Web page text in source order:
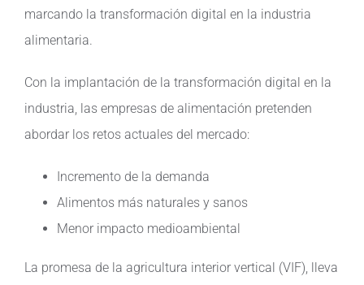
marcando la transformación digital en la industria
alimentaria.
Con la implantación de la transformación digital en la
industria, las empresas de alimentación pretenden
abordar los retos actuales del mercado:
Incremento de la demanda
Alimentos más naturales y sanos
Menor impacto medioambiental
La promesa de la agricultura interior vertical (VIF), lleva